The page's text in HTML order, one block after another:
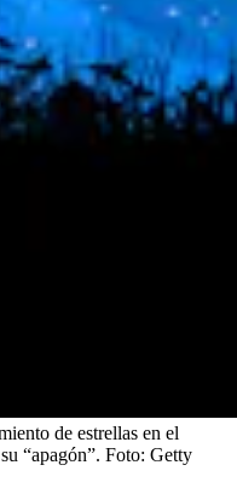
de estrellas en el
“apagón”. Foto: Getty